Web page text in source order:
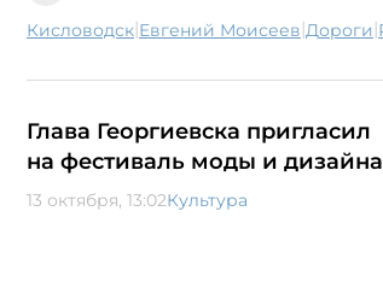
Кисловодск| Евгений Моисеев| дороги|
Глава Георгиевска пригласил
на фестиваль моды и дизайна
13 октября, 13:02Культура